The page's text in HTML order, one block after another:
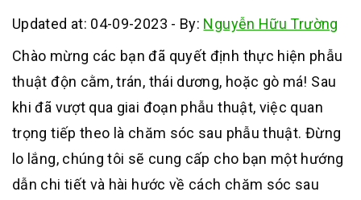
Updated at: 04-09-2023 - By: Nguyễn Hữu Trường
Chào mừng các bạn đã quyết định thực hiện phẫu
thuật độn cằm, trán, thái dương, hoặc gò má! Sau
khi đã vượt qua giai đoạn phẫu thuật, việc quan
trọng tiếp theo là chăm sóc sau phẫu thuật. Đừng
lo lắng, chúng tôi sẽ cung cấp cho bạn một hướng
dẫn chi tiết và hài hước về cách chăm sóc sau